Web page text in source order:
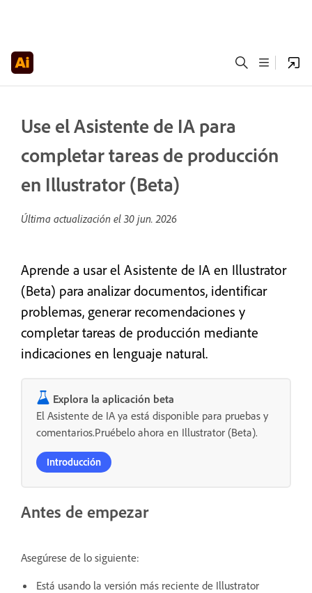
Use el Asistente de IA para
completar tareas de producción
en Illustrator (Beta)
Última actualización el 30 jun. 2026
Aprende a usar el Asistente de IA en Illustrator
(Beta) para analizar documentos, identificar
problemas, generar recomendaciones y
completar tareas de producción mediante
indicaciones en lenguaje natural.
Explora la aplicación beta
El Asistente de IA ya está disponible para pruebas y
comentarios.Pruébelo ahora en Illustrator (Beta).
Introducción
Antes de empezar
Asegúrese de lo siguiente:
Está usando la versión más reciente de Illustrator